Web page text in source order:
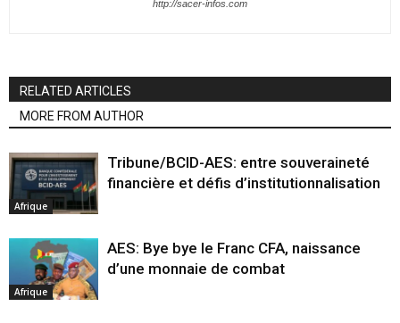
http://sacer-infos.com
RELATED ARTICLES
MORE FROM AUTHOR
Afrique
Tribune/BCID-AES: entre souveraineté
financière et défis d’institutionnalisation
Afrique
AES: Bye bye le Franc CFA, naissance
d’une monnaie de combat